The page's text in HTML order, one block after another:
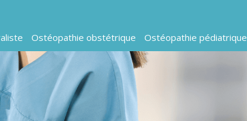
Ostéopathie obstétrique Ostéopathie pédiatrique